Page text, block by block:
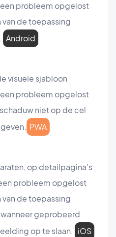
probleem opgelost
van de toepassing
Android
visuele sjabloon
probleem opgelost
niet op de cel
PWA
op detailpagina's
probleem opgelost
van de toepassing
geprobeerd
op te slaan. iOS